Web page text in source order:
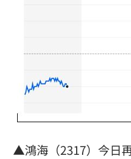
▲​鴻海（2317）今日